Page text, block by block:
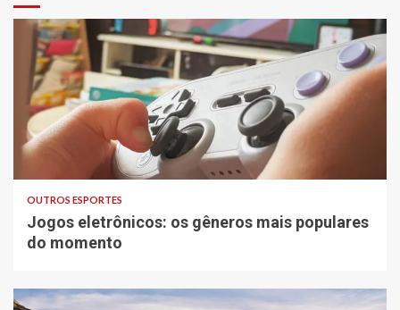
OUTROS ESPORTES
Jogos eletrônicos: os gêneros mais populares
do momento